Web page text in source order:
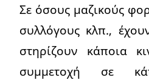
Σε όσους μαζικούς
συλλόγους κλπ.,
στηρίζουν κάποια
συμμετοχή σε